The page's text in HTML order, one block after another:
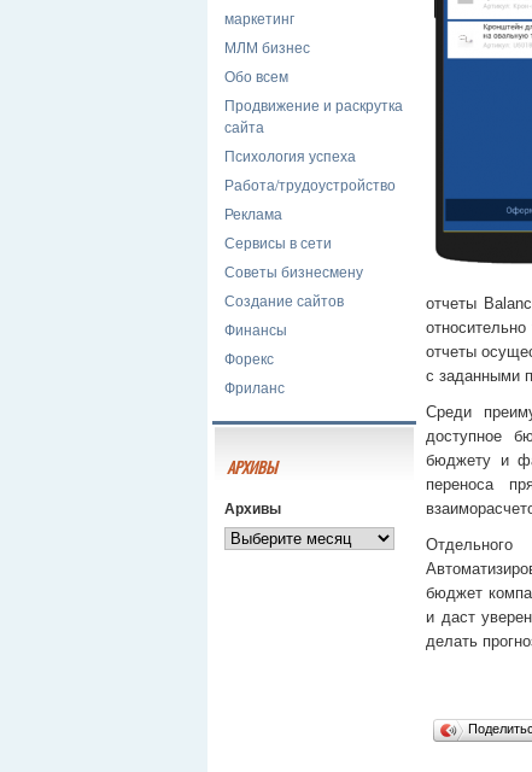
маркетинг
МЛМ бизнес
Обо всем
Продвижение и раскрутка
сайта
Психология успеха
Работа/трудоустройство
Реклама
Сервисы в сети
Советы бизнесмену
Создание сайтов
Финансы
Форекс
Фриланс
АРХИВЫ
Архивы
отчеты
отчеты
с заданными
Среди
доступное
бюджету и
переноса
Отдельного
бюджет
и даст
делать